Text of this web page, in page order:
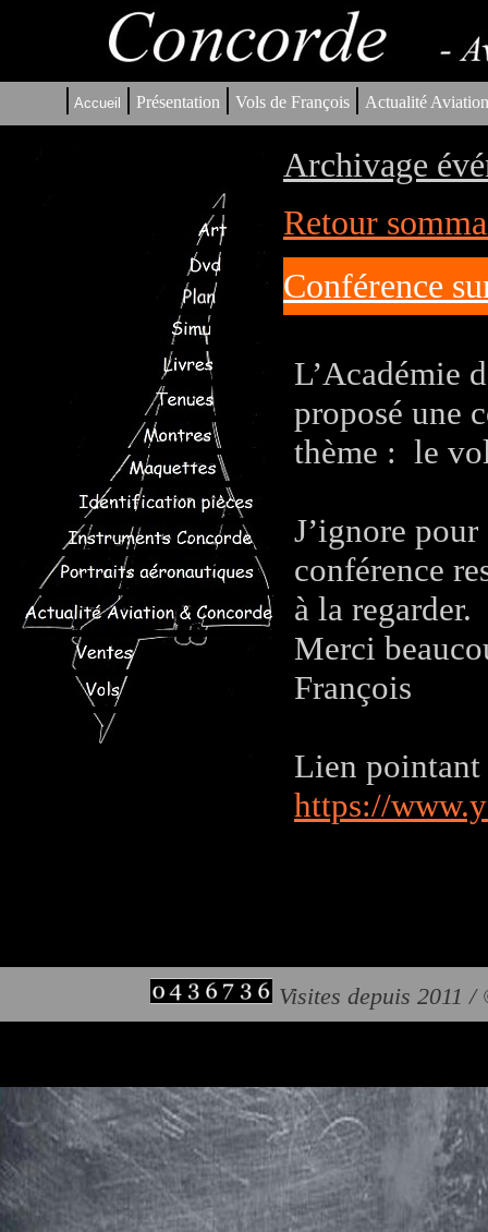
| Accueil | Présentation | Vols de François | Actualité
Archivage
Retour
Conférence
L’Académie
proposé une
thème : le
J’ignore
conférence
à la regarder.
Merci
François
Lien pointant
https://
Visites depuis 2011